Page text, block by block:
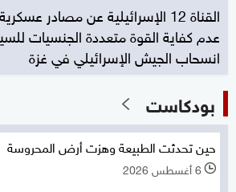
القناة 12 الإسرائيلية عن مصادر
عدم كفاية القوة متعددة الجنسيات
انسحاب الجيش الإسرائيلي في غزة
بودكاست
حين تحدثت الطبيعة وهزت أرض المحروسة
l 6 أغسطس 2026